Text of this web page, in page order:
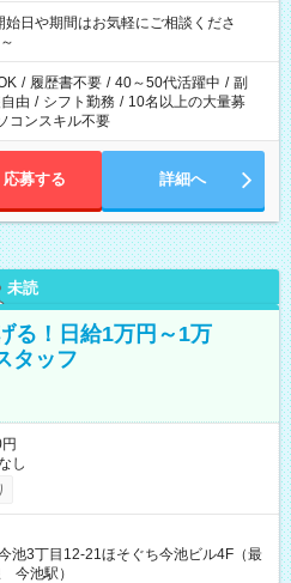
日や期間はお気軽にご相談くださ
/ 履歴書不要 / 40～50代活躍中 / 副
由 / シフト勤務 / 10名以上の大量募
コンスキル不要
応募する 詳細へ
未読
る！日給1万円～1万
タッフ
し
池3丁目12-21ほそぐち今池ビル4F（最
今池駅）